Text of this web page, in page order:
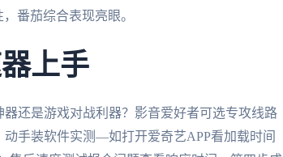
番茄综合表现亮眼。
上手
还是游戏对战利器？影音爱好者可选专攻线路
手装软件实测—如打开爱奇艺APP看加载时间